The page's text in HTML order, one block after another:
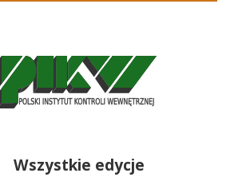
Wszystkie edycje